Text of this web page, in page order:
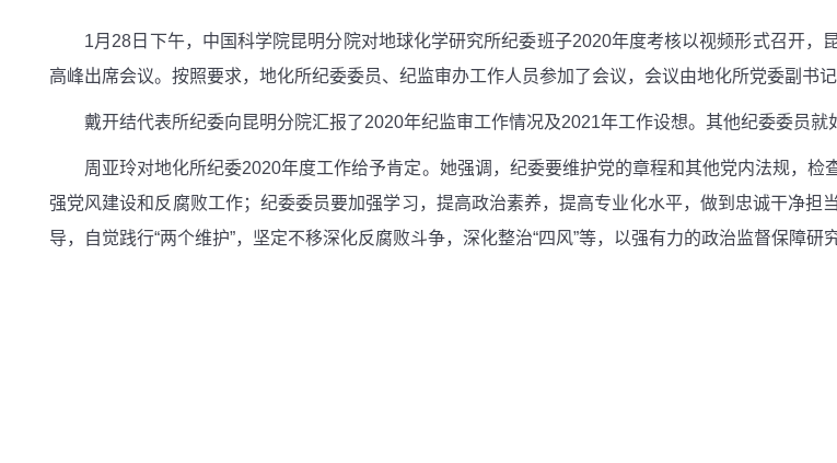
1月28日下午，中国科学院昆明分院对地球化学研究所纪委班子2020年度考核以视频形式召开，
高峰出席会议。按照要求，地化所纪委委员、纪监审办工作人员参加了会议，会议由地化所党委副书
戴开结代表所纪委向昆明分院汇报了2020年纪监审工作情况及2021年工作设想。其他纪委委员就
周亚玲对地化所纪委2020年度工作给予肯定。她强调，纪委要维护党的章程和其他党内法规，检
强党风建设和反腐败工作；纪委委员要加强学习，提高政治素养，提高专业化水平，做到忠诚干净
导，自觉践行“两个维护”，坚定不移深化反腐败斗争，深化整治“四风”等，以强有力的政治监督保障研